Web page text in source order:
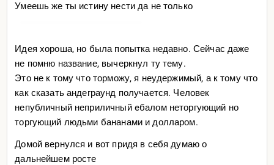
Умеешь же ты истину нести да не только
Идея хороша, но была попытка недавно. Сейчас даже
не помню название, вычеркнул ту тему.
Это не к тому что торможу, я неудержимый, а к тому что
как сказать андеграунд получается. Человек
непубличный неприличный eбалом неторгующий но
торгующий людьми бананами и долларом.
Домой вернулся и вот придя в себя думаю о
дальнейшем росте